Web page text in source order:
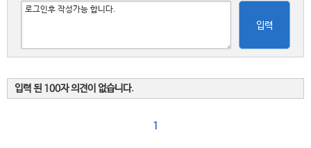
입력
입력 된 100자 의견이 없습니다.
1